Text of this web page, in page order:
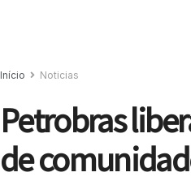
Início Noticias
Petrobras
de